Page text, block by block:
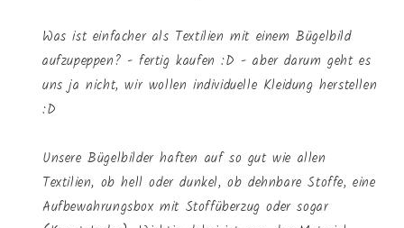
Was ist einfacher als Textilien mit einem Bügelbild
aufzupeppen? - fertig kaufen :D - aber darum geht es
uns ja nicht, wir wollen individuelle Kleidung herstellen
:D
Unsere Bügelbilder haften auf so gut wie allen
Textilien, ob hell oder dunkel, ob dehnbare Stoffe, eine
Aufbewahrungsbox mit Stoffüberzug oder sogar